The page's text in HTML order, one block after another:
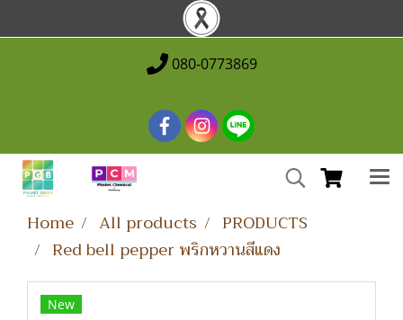
080-0773869
Home All products
PRODUCTS
Red bell pepper พริกหวานสีแดง
New